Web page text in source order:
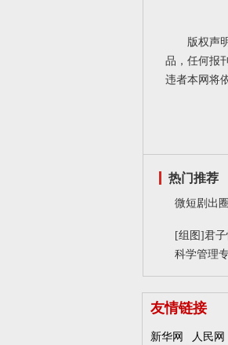
版权声
品，任何报
违者本网将
热门推荐
微短剧出
[组图]君
科学管理
友情链接
新华网 人民网